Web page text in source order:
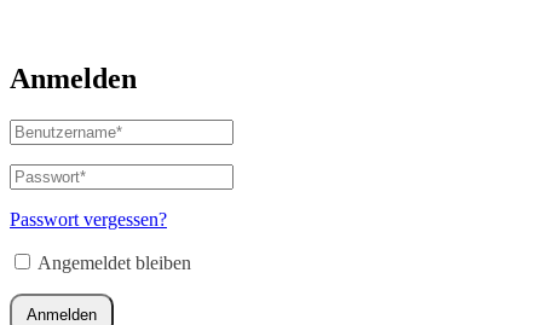
Anmelden
Benutzername
oder
E-
Mail-
Adresse*
Passwort*
Erforderlich
Passwort vergessen?
Angemeldet bleiben
Anmelden